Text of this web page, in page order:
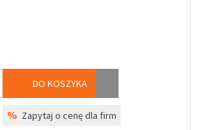
DO KOSZYKA
% Zapytaj o cenę dla firm